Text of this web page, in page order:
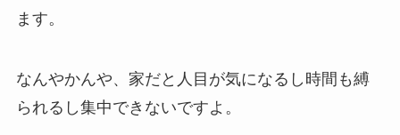
ます。
なんやかんや、家だと人目が気になるし時間も縛
られるし集中できないですよ。